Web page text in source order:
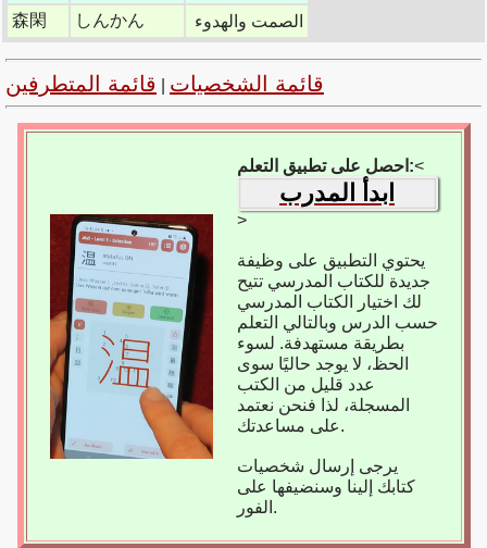
森閑
しんかん الصمت والهدوء
قائمة الشخصيات قائمة المتطرفين
احصل على تطبيق التعلم:<
ابدأ المدرب
>
يحتوي التطبيق على وظيفة
جديدة للكتاب المدرسي تتيح
لك اختيار الكتاب المدرسي
حسب الدرس وبالتالي التعلم
بطريقة مستهدفة. لسوء
الحظ، لا يوجد حاليًا سوى
عدد قليل من الكتب
المسجلة، لذا فنحن نعتمد
على مساعدتك.
يرجى إرسال شخصيات
كتابك إلينا وسنضيفها على
الفور.